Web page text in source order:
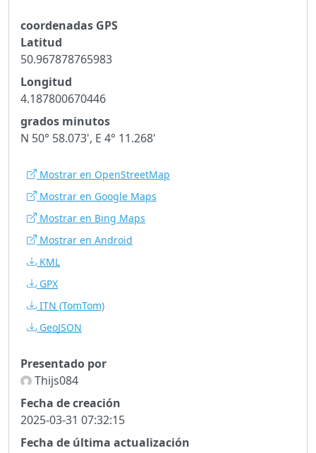
coordenadas GPS
Latitud
50.967878765983
Longitud
4.187800670446
grados minutos
N 50° 58.073', E 4° 11.268'
Mostrar en OpenStreetMap
Mostrar en Google Maps
Mostrar en Bing Maps
Mostrar en Android
KML
GPX
ITN (TomTom)
GeoJSON
Presentado por
Thijs084
Fecha de creación
2025-03-31 07:32:15
Fecha de última actualización